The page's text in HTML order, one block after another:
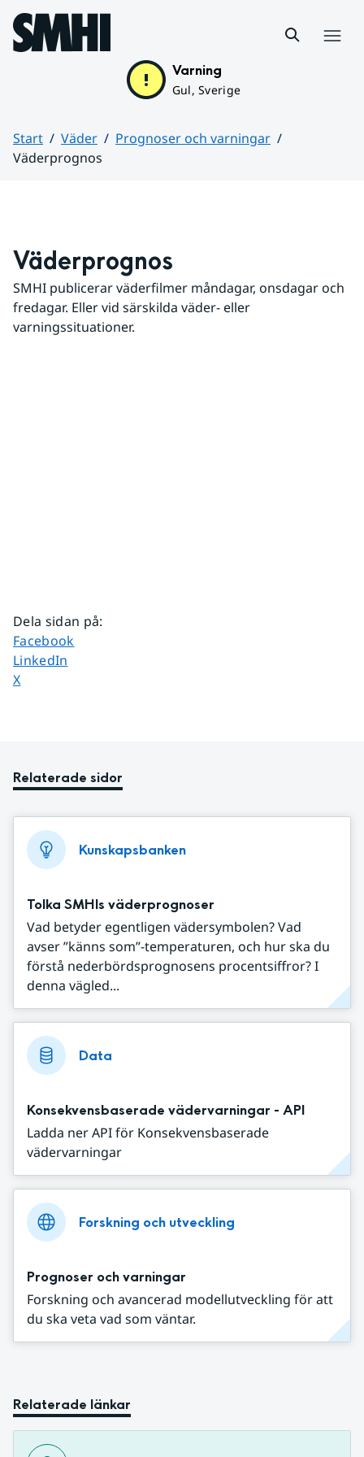
Hoppa till sidans innehåll
Varning
Gul, Sverige
Start Väder
Prognoser och varningar
Väderprognos
Väderprognos
SMHI publicerar väderfilmer måndagar, onsdagar och
fredagar. Eller vid särskilda väder- eller
varningssituationer.
Dela sidan på:
Dela sidan på
Facebook
Dela sidan på
LinkedIn
Dela sidan på
X
Relaterade sidor
Kunskapsbanken
Tolka SMHIs väderprognoser
Vad betyder egentligen vädersymbolen? Vad
avser ”känns som”-temperaturen, och hur ska du
förstå nederbördsprognosens procentsiffror? I
denna vägled...
Data
Konsekvensbaserade vädervarningar - API
Ladda ner API för Konsekvensbaserade
vädervarningar
Forskning och utveckling
Prognoser och varningar
Forskning och avancerad modellutveckling för att
du ska veta vad som väntar.
Relaterade länkar